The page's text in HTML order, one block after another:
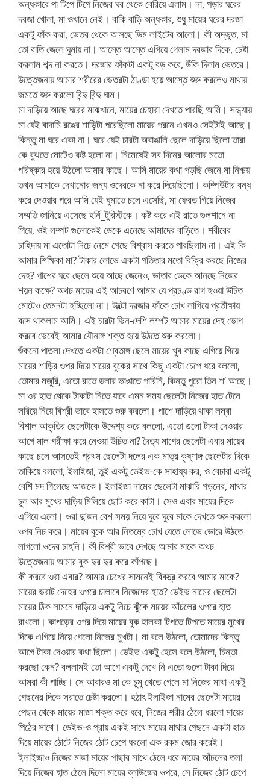
অন্ধকারে পা টিপে টিপে নিজের ঘর থেকে বেরিয়ে এলাম। না, পড়ার ঘরের
দরজা খোলা, মা ওখানে নেই। বাকি বাড়ি অন্ধকার, শুধু মায়ের ঘরের দরজা
একটু ফাঁক করা, ভেতর থেকে আসছে ডিম লাইটের আলো। কী অদ্ভুত, মা
তো বাতি জেলে ঘুমায় না। আস্তে আস্তে এগিয়ে গেলাম দরজার দিকে, চেষ্টা
করলাম শব্দ না করতে। দরজার ফাঁকটা একটু বড় করে, উঁকি দিলাম ভেতরে।
উত্তেজনায় আমার শরীরের ভেতরটা ঠাণ্ডা হয়ে আস্তে শুরু করলেও মাথায়
জমতে শুরু করলো বিন্দু বিন্দু ঘাম।
মা দাড়িয়ে আছে ঘরের মাঝখানে, মায়ের চেহারা দেখতে পারছি আমি। সন্ধ্যায়
মা যেই বাদামি রঙের শাড়িটা পরেছিলো মায়ের পরনে এখনও সেইটাই আছে।
কিন্তু মা ঘরে একা না। ঘরে যেই চারটা অবাঙালি ছেলে দাড়িয়ে ছিলো তারা
কে বুঝতে মোটেও কষ্ট হলো না। নিমেষেই সব দিনের আলোর মতো
পরিষ্কার হয়ে উঠলো আমার কাছে। আমি মায়ের কথা পড়ছি জেনে মা নিশ্চয়
তখন আমাকে দেখানোর জন্য ওদেরকে না করে দিয়েছিলো। কম্পিউটার বন্ধ
করে দেওয়ার পরে আমি যেই ঘুমাতে চলে এসেছি, মা ফেরত গিয়ে নিজের
সম্মতি জানিয়ে এসেছে হর্নি_টুরিস্টকে। কষ্ট করে এই রাতে গুলশানে না
গিয়ে, ওই লম্পট গুলোকেই ডেকে এনেছে আমাদের বাড়িতে। শরীরের
চাহিদায় মা এতোটা নিচে নেমে গেছে বিশ্বাস করতে পারছিলাম না। এই কি
আমার শিক্ষিকা মা? টাকার লোভে একটা পতিতার মতো বিক্রি করছে নিজের
দেহ? পাশের ঘরে ছেলে শুয়ে আছে জেনেও, ভাতার ডেকে আনছে নিজের
শয়ন কক্ষে? অথচ মায়ের এই আচরণে আমার যে প্রচণ্ড রাগ হওয়া উচিত
মোটেও তেমনটা হচ্ছিলো না। উল্টো দরজার ফাঁকে চোখ লাগিয়ে প্রতীক্ষায়
বসে থাকলাম আমি। এই চারটা ভিন-দেশি লম্পট আমার মায়ের দেহ ভোগ
করবে ভেবেই আমার যৌনাঙ্গ শক্ত হয়ে উঠতে শুরু করলো।
শুঁকনো পাতলা দেখতে একটা শ্বেতাঙ্গ ছেলে মায়ের খুব কাছে এগিয়ে গিয়ে
মায়ের শাড়ির ওপর দিয়ে মায়ের বুকের সাথে কিছু একটা চেপে ধরে বললো,
তোমার মজুরি, এতো রাতে ডলার ভাঙাতে পারিনি, কিন্তু পুরো তিন শ’ আছে।
মা ওর হাত থেকে টাকাটা নিতে যাবে এমন সময় ছেলেটা নিজের হাত টেনে
সরিয়ে নিয়ে বিশ্রী ভাবে হাসতে শুরু করলো। পাশে দাড়িয়ে থাকা লম্বা
বিশাল আকৃতির ছেলেটাকে উদ্দেশ্য করে বললো, এতো গুলো টাকা দেওয়ার
আগে মাল পরীক্ষা করে নেওয়া উচিত না? দৈত্য মাপের ছেলেটা এবার মায়ের
কাছে চলে আসতেই প্রথম ছেলেটা দলের এক মাত্র কৃষ্ণাঙ্গ ছেলেটার দিকে
তাকিয়ে বললো, ইলাইজা, তুই একটু ডেইভ-কে সাহায্য কর, ও বেচারা একটু
বেশি মদ গিলেছে আজকে। ইলাইজা নামের ছেলেটা মাঝারি গড়নের, মাথার
চুল আর মুখের দাড়িয় মিলিয়ে ছোট করে কাটা। সেও এবার মায়ের দিকে
এগিয়ে এলো। ওরা দু’জন বেশ সময় নিয়ে ঘুরে ঘুরে মাকে দেখতে শুরু করলো
ওপর নিচ করে। মায়ের বুকে আর নিতম্বে চোখ যেতে লোভে ভোরে উঠতে
লাগলো ওদের চাহনি। কী বিশ্রী ভাবে দেখছে আমার মাকে অথচ
উত্তেজনায় আমার বুক দুর দুর করে কাঁপছে।
কী করবে ওরা এবার? আমার চেখের সামনেই বিবস্ত্র করবে আমার মাকে?
মায়ের ভরাট দেহের ওপরে চালাবে নিজেদের হাত? ডেইভ নামের ছেলেটা
মায়ের ঠিক সামনে দাড়িয়ে একটু নিচে ঝুঁকে মায়ের আঁচলের ওপরে হাত
রাখলো। কাপড়ের ওপর দিয়ে মায়ের বুক হালকা টিপতে টিপতে মায়ের মুখের
দিকে এগিয়ে নিয়ে গেলো নিজের মুখটা। মা বলে উঠলো, তোমাদের কিন্তু
আগে টাকা দেওয়ার কথা ছিলো। ডেইভ একটু হেসে বলে উঠলো, চিন্তা
করছো কেন? বললামই তো আগে একটু দেখে নি এতো গুলো টাকা দিয়ে
আমরা কী পাচ্ছি। সে আবারও মা কে চুমু খেতে গেলে মা নিজের মাথা একটু
পেছনের দিকে সরাতে চেষ্টা করলো। হঠাৎ ইলাইজা নামের ছেলেটা মায়ের
পেছন থেকে মায়ের মাজা শক্ত করে ধরে, নিজের শরীর ঠেলে ধরলো মায়ের
পিঠের সাথে। ডেইভ-ও প্রায় একই সাথে মায়ের মাথার পেছনে একটা হাত
দিয়ে মায়ের ঠোটে নিজের ঠোট চেপে ধরলো এক রকম জোর করেই।
ইলাইজাও নিজের মাজা মায়ের পাছার সাথে ঠেলে ধরে মায়ের আঁচলের তলা
দিয়ে নিজের হাত ঠেলে দিলো মায়ের ব্লাউজের ওপরে, সে নিজের ঠোট চেপে